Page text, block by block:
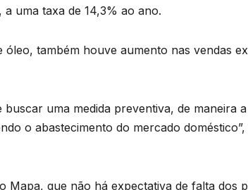
uma taxa de 14,3% ao ano.
também houve aumento nas vendas
uma medida preventiva, de maneira
o abastecimento do mercado
Mapa, que não há expectativa de falta dos